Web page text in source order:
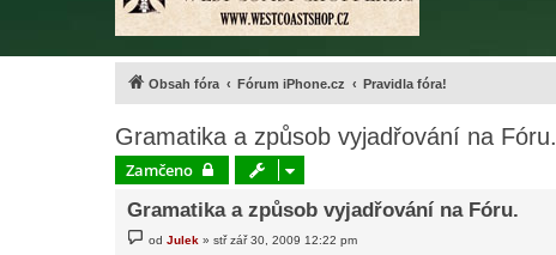
Obsah fóra Fórum iPhone.cz Pravidla fóra!
Gramatika a způsob vyjadřování na Fóru.
Zamčeno
Gramatika a způsob vyjadřování na Fóru.
odJulek »stř zář 30, 2009 12:22 pm